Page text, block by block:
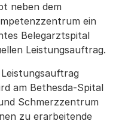
neben dem
ein
Belegarztspital
Leistungsauftrag.
am Bethesda-Spital
Schmerzzentrum
zu erarbeitende